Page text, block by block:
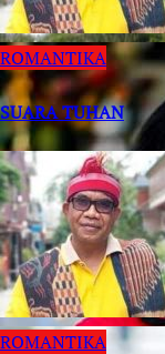
ROMANTIKA
SUARA TUHAN
ROMANTIKA